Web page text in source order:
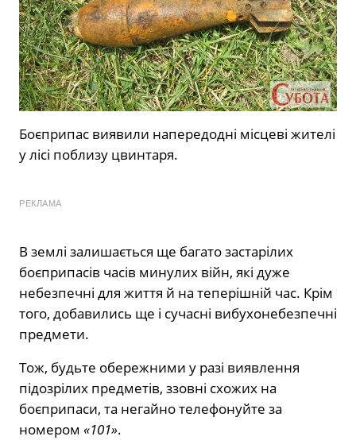
Боєприпас виявили напередодні місцеві жителі
у лісі поблизу цвинтаря.
РЕКЛАМА
В землі залишається ще багато застарілих
боєприпасів часів минулих війн, які дуже
небезпечні для життя й на теперішній час. Крім
того, добавились ще і сучасні вибухонебезпечні
предмети.
Тож, будьте обережними у разі виявлення
підозрілих предметів, ззовні схожих на
боєприпаси, та негайно телефонуйте за
номером «101».